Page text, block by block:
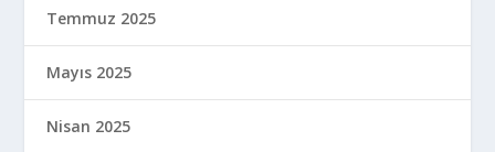
Temmuz 2025
Mayıs 2025
Nisan 2025